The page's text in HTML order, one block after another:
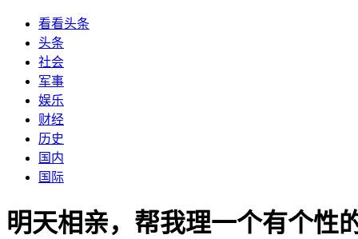
看看头条
头条
社会
军事
娱乐
财经
历史
国内
国际
明天相亲，帮我理一个有个性